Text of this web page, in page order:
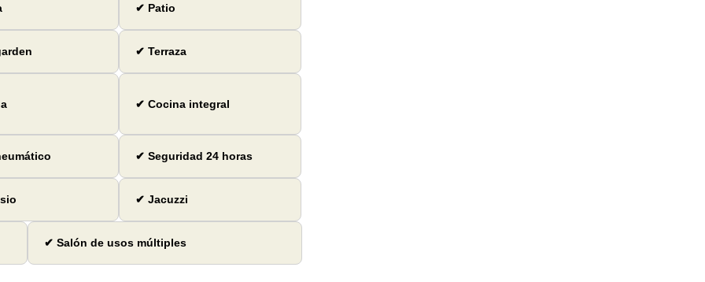
✔ Patio
✔ Terraza
✔ Cocina integral
✔ Seguridad 24 horas
✔ Jacuzzi
✔ Salón de usos múltiples